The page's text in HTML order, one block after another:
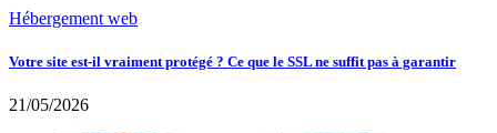
Hébergement web
Votre site est-il vraiment protégé ? Ce que le SSL ne suffit pas à garantir
21/05/2026